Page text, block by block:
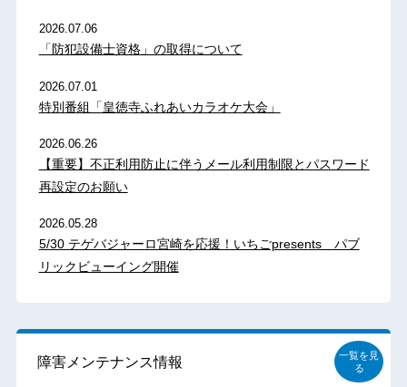
2026.07.06
「防犯設備士資格」の取得について
2026.07.01
特別番組「皇徳寺ふれあいカラオケ大会」
2026.06.26
【重要】不正利用防止に伴うメール利用制限とパスワード
再設定のお願い
2026.05.28
5/30 テゲバジャーロ宮崎を応援！いちごpresents パブ
リックビューイング開催
障害メンテナンス情報
一覧を見
る